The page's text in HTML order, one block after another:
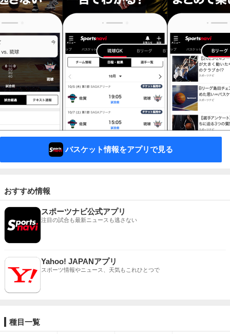
バスケット情報をアプリで見る
おすすめ情報
スポーツナビ公式アプリ
注目の試合も最新ニュースも逃さない
Yahoo! JAPANアプリ
スポーツ情報やニュース、天気もこれひとつで
種目一覧